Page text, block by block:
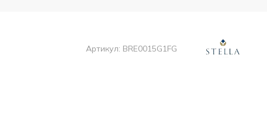
Артикул: BRE0015G1FG